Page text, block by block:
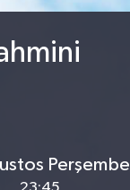
Perşembe